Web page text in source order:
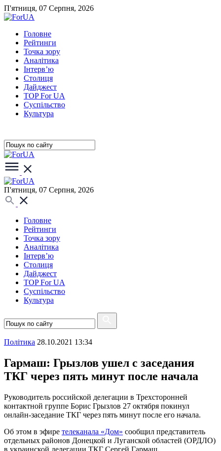
П'ятниця, 07 Серпня, 2026
Головне
Рейтинги
Точка зору
Аналітика
Інтерв’ю
Столиця
Дайджест
TOP For UA
Суспiльство
Культура
П'ятниця, 07 Серпня, 2026
Головне
Рейтинги
Точка зору
Аналітика
Інтерв’ю
Столиця
Дайджест
TOP For UA
Суспiльство
Культура
Полiтика 28.10.2021 13:34
Гармаш: Грызлов ушел с заседания
ТКГ через пять минут после начала
Руководитель российской делегации в Трехсторонней
контактной группе Борис Грызлов 27 октября покинул
онлайн-заседание ТКГ через пять минут после его начала.
Об этом в эфире телеканала «Дом» сообщил представитель
отдельных районов Донецкой и Луганской областей (ОРДЛО)
в украинской делегации ТКГ Сергей Гармаш.